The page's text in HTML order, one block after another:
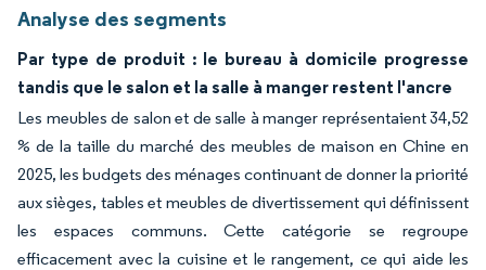
Analyse des segments
Par type de produit : le bureau à domicile progresse
tandis que le salon et la salle à manger restent l'ancre
Les meubles de salon et de salle à manger représentaient 34,52
% de la taille du marché des meubles de maison en Chine en
2025, les budgets des ménages continuant de donner la priorité
aux sièges, tables et meubles de divertissement qui définissent
les espaces communs. Cette catégorie se regroupe
efficacement avec la cuisine et le rangement, ce qui aide les